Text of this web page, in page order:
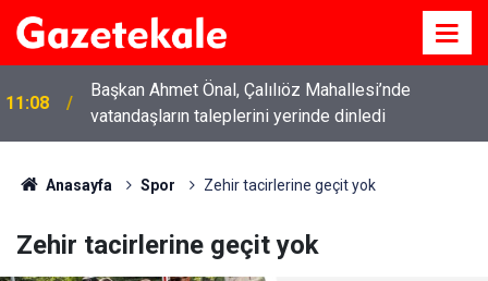
11:08
Başkan Ahmet Önal, Çalılıöz Mahallesi’nde
vatandaşların taleplerini yerinde dinledi
Anasayfa Spor Zehir tacirlerine geçit yok
Zehir tacirlerine geçit yok